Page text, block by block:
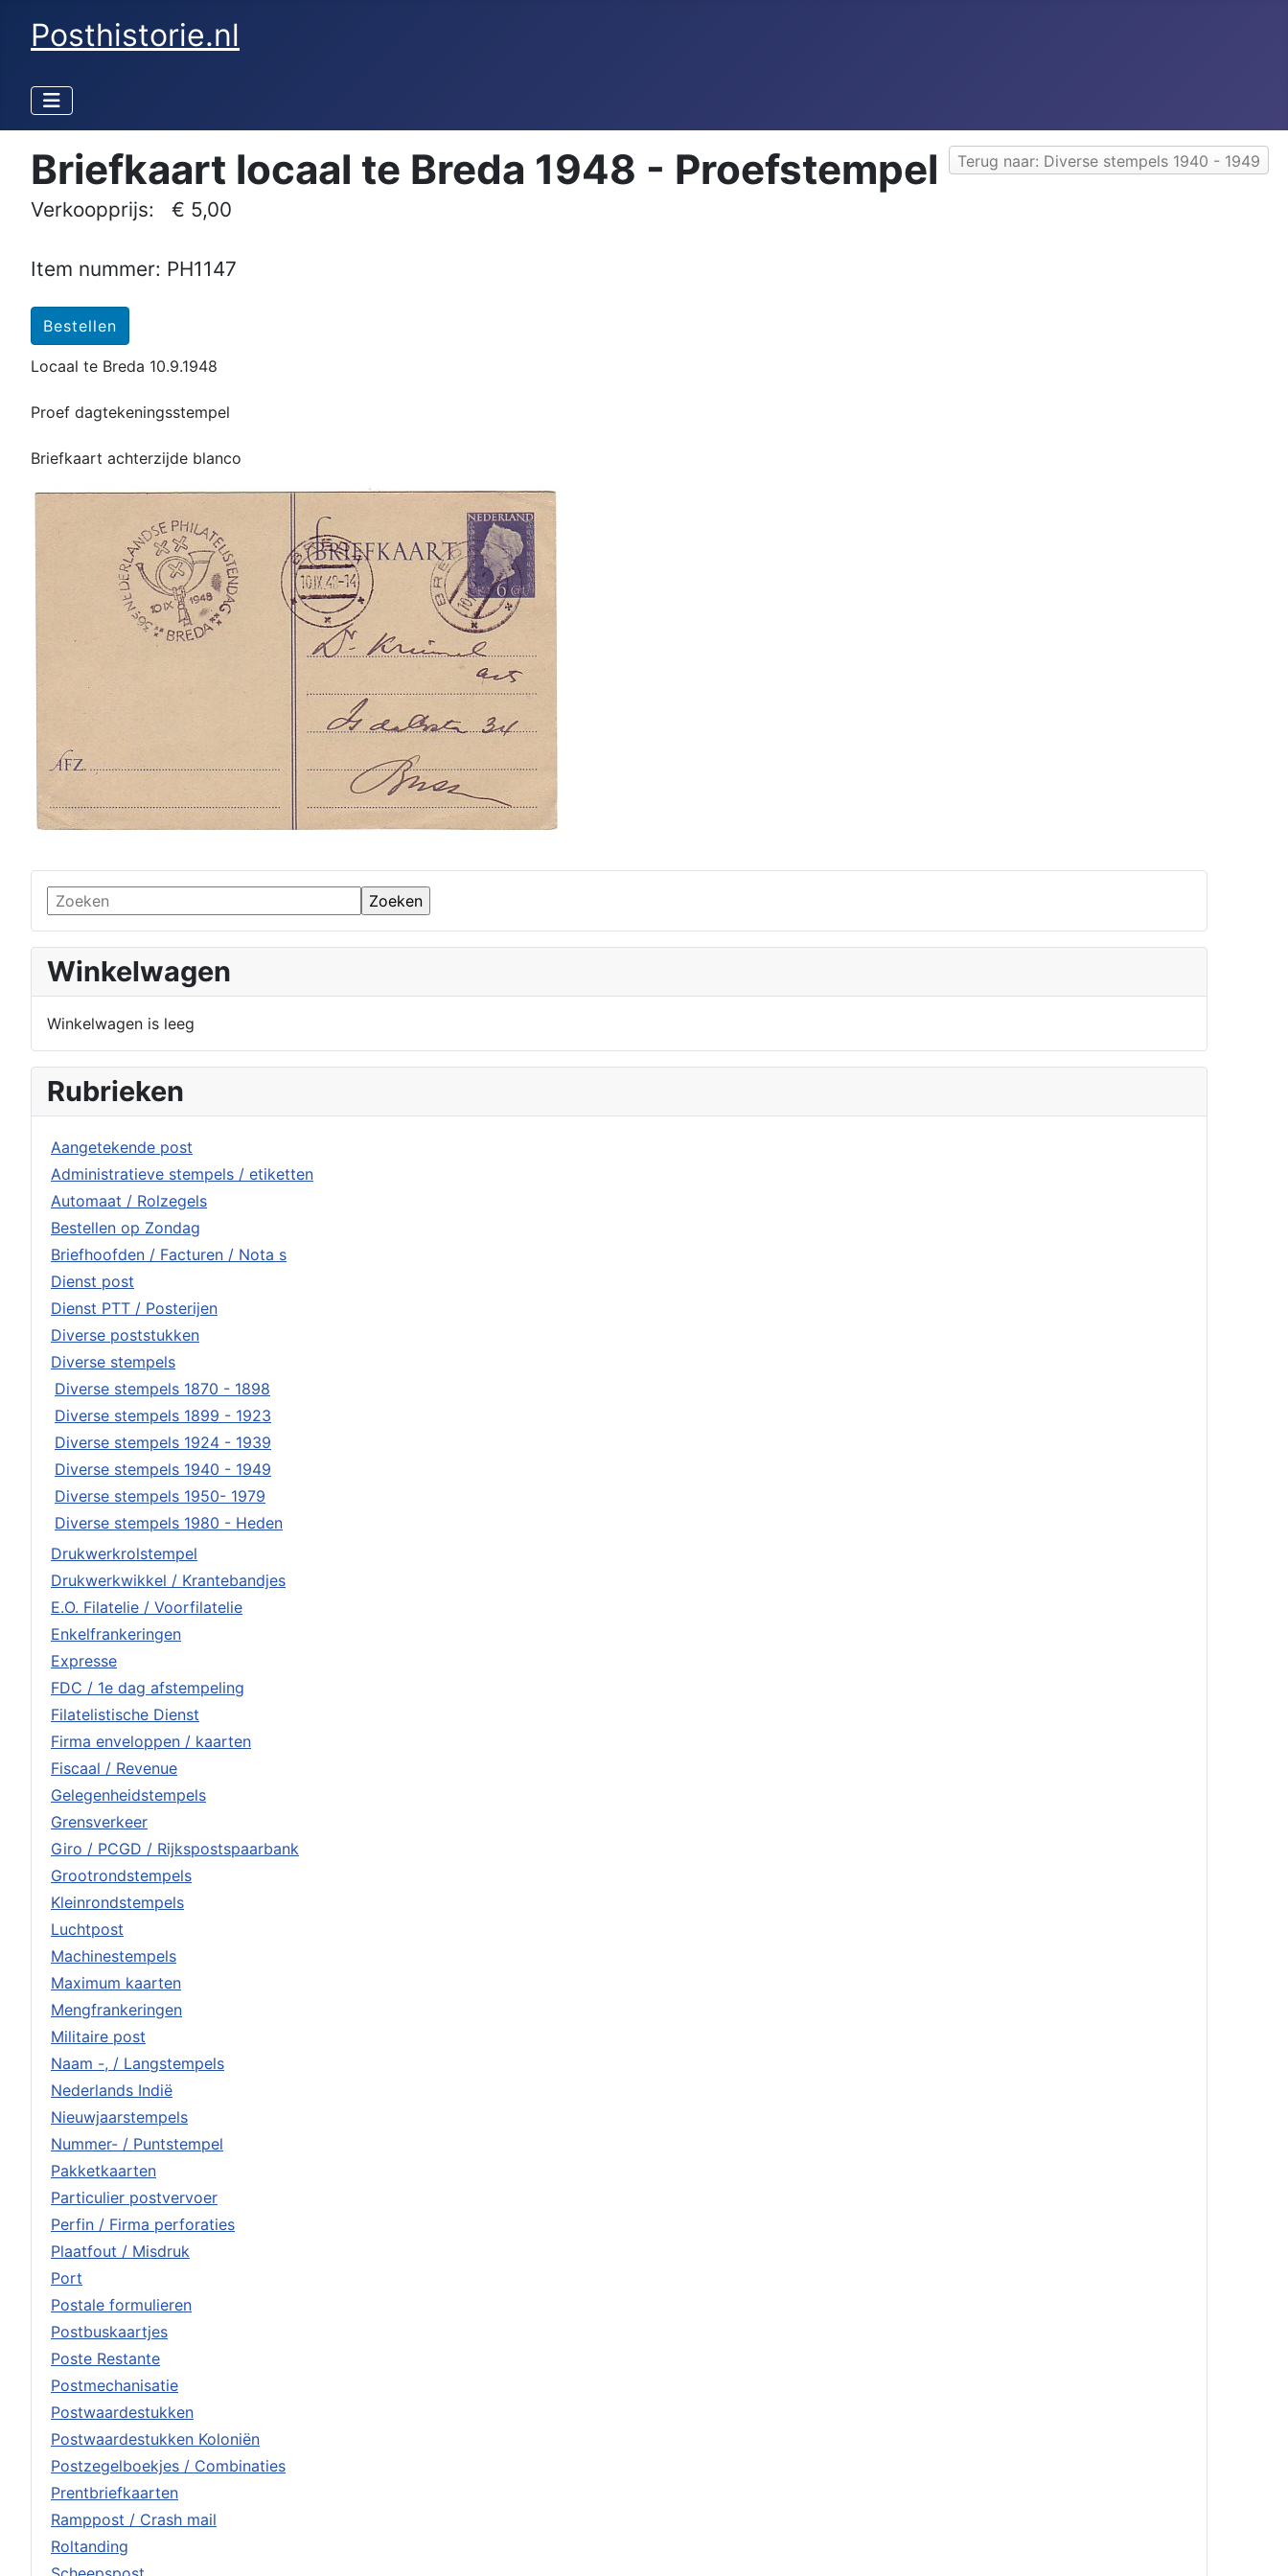
Posthistorie.nl
Winkelwagen
Winkelwagen is leeg
Rubrieken
Aangetekende post
Administratieve stempels / etiketten
Automaat / Rolzegels
Bestellen op Zondag
Briefhoofden / Facturen / Nota s
Dienst post
Dienst PTT / Posterijen
Diverse poststukken
Diverse stempels
Diverse stempels 1870 - 1898
Diverse stempels 1899 - 1923
Diverse stempels 1924 - 1939
Diverse stempels 1940 - 1949
Diverse stempels 1950- 1979
Diverse stempels 1980 - Heden
Drukwerkrolstempel
Drukwerkwikkel / Krantebandjes
E.O. Filatelie / Voorfilatelie
Enkelfrankeringen
Expresse
FDC / 1e dag afstempeling
Filatelistische Dienst
Firma enveloppen / kaarten
Fiscaal / Revenue
Gelegenheidstempels
Grensverkeer
Giro / PCGD / Rijkspostspaarbank
Grootrondstempels
Kleinrondstempels
Luchtpost
Machinestempels
Maximum kaarten
Mengfrankeringen
Militaire post
Naam -, / Langstempels
Nederlands Indië
Nieuwjaarstempels
Nummer- / Puntstempel
Pakketkaarten
Particulier postvervoer
Perfin / Firma perforaties
Plaatfout / Misdruk
Port
Postale formulieren
Postbuskaartjes
Poste Restante
Postmechanisatie
Postwaardestukken
Postwaardestukken Koloniën
Postzegelboekjes / Combinaties
Prentbriefkaarten
Ramppost / Crash mail
Roltanding
Terug naar: Diverse stempels 1940 - 1949
Briefkaart locaal te Breda 1948 - Proefstempel
Verkoopprijs: € 5,00
Item nummer: PH1147
Locaal te Breda 10.9.1948
Proef dagtekeningsstempel
Briefkaart achterzijde blanco